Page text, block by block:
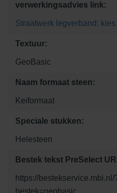
verwerkingsadvies link:
Straatwerk legverband:
Textuur:
GeoBasic
Naam formaat steen:
Keiformaat
Speciale stukken:
Helesteen
Bestek tekst PreSelect
https://